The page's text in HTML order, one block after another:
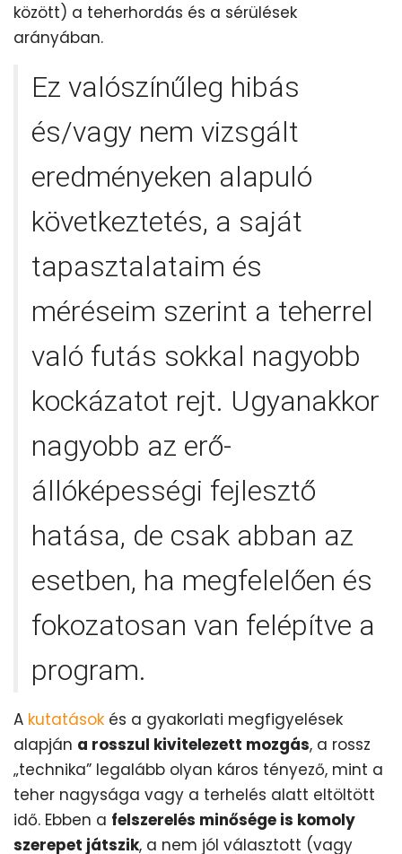
között) a teherhordás és a sérülések
arányában.
Ez valószínűleg hibás
és/vagy nem vizsgált
eredményeken alapuló
következtetés, a saját
tapasztalataim és
méréseim szerint a teherrel
való futás sokkal nagyobb
kockázatot rejt. Ugyanakkor
nagyobb az erő-
állóképességi fejlesztő
hatása, de csak abban az
esetben, ha megfelelően és
fokozatosan van felépítve a
program.
A kutatások és a gyakorlati megfigyelések
alapján a rosszul kivitelezett mozgás, a rossz
„technika” legalább olyan káros tényező, mint a
teher nagysága vagy a terhelés alatt eltöltött
idő. Ebben a felszerelés minősége is komoly
szerepet játszik, a nem jól választott (vagy